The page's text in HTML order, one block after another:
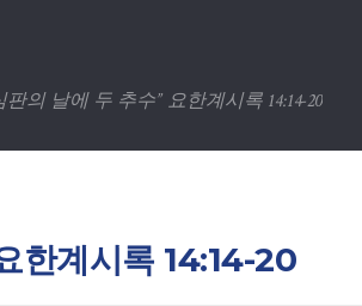
판의 날에 두 추수” 요한계시록 14:14-20
한계시록 14:14-20